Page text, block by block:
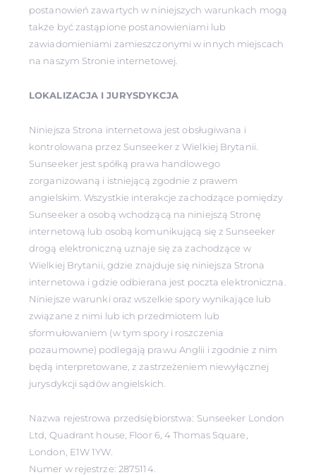
postanowień zawartych w niniejszych warunkach mogą
także być zastąpione postanowieniami lub
zawiadomieniami zamieszczonymi w innych miejscach
na naszym Stronie internetowej.
LOKALIZACJA I JURYSDYKCJA
Niniejsza Strona internetowa jest obsługiwana i
kontrolowana przez Sunseeker z Wielkiej Brytanii.
Sunseeker jest spółką prawa handlowego
zorganizowaną i istniejącą zgodnie z prawem
angielskim. Wszystkie interakcje zachodzące pomiędzy
Sunseeker a osobą wchodzącą na niniejszą Stronę
internetową lub osobą komunikującą się z Sunseeker
drogą elektroniczną uznaje się za zachodzące w
Wielkiej Brytanii, gdzie znajduje się niniejsza Strona
internetowa i gdzie odbierana jest poczta elektroniczna.
Niniejsze warunki oraz wszelkie spory wynikające lub
związane z nimi lub ich przedmiotem lub
sformułowaniem (w tym spory i roszczenia
pozaumowne) podlegają prawu Anglii i zgodnie z nim
będą interpretowane, z zastrzeżeniem niewyłącznej
jurysdykcji sądów angielskich.
Nazwa rejestrowa przedsiębiorstwa: Sunseeker London
Ltd, Quadrant house, Floor 6, 4 Thomas Square,
London, E1W 1YW.
Numer w rejestrze: 2875114.